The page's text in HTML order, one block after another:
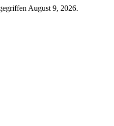
August 9, 2026.